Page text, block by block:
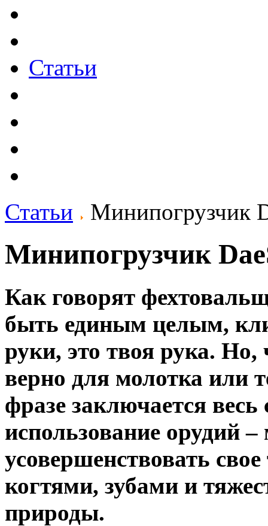
Статьи
Статьи Минипогрузчик
Минипогрузчик
Как говорят
быть единым целым,
руки, это твоя рука.
верно для молотка или
фразе заключается
использование орудий
усовершенствовать
когтями, зубами и
природы.